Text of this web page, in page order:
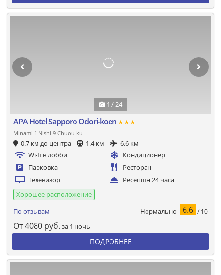
1 / 24
APA Hotel Sapporo Odori-koen ★★★
Minami 1 Nishi 9 Chuou-ku
0.7 км до центра 1.4 км
6.6 км
Wi-fi в лобби
Кондиционер
Парковка
Ресторан
Телевизор
Ресепшн 24 часа
Хорошее расположение
По отзывам
Нормально 6.6 / 10
От4080 руб. за 1 ночь
ПОДРОБНЕЕ